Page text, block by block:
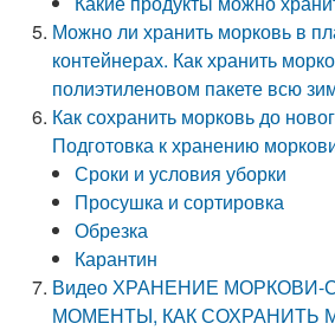
Можно ли хранить морковь в
контейнерах. Как хранить
полиэтиленовом пакете всю
Как сохранить морковь до
Подготовка к хранению
Сроки и условия уборки
Просушка и сортировка
Обрезка
Карантин
Видео ХРАНЕНИЕ
МОМЕНТЫ, КАК СОХРАНИТЬ